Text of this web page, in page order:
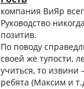
компания ВиЯр
Руководство
позитив.
По поводу
своей же тупости,
учиться, то
ребята (Максим и